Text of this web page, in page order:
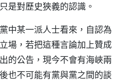
是對歷史狹義的認識。
中某一派人士看來，自認為
場，若把這種言論加上贊成
的公告，現今不會有海峽兩
也不可能有黨與黨之間的談